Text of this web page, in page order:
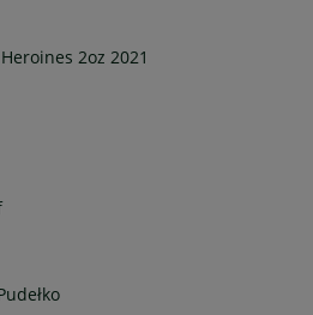
2oz 2021